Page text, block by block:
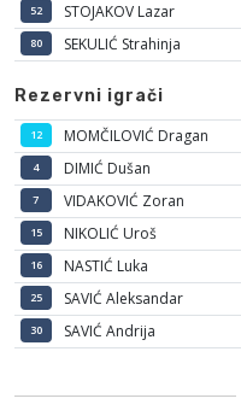
52 STOJAKOV Lazar
80 SEKULIĆ Strahinja
Rezervni igrači
12 MOMČILOVIĆ Dragan
4 DIMIĆ Dušan
7 VIDAKOVIĆ Zoran
15 NIKOLIĆ Uroš
16 NASTIĆ Luka
25 SAVIĆ Aleksandar
30 SAVIĆ Andrija